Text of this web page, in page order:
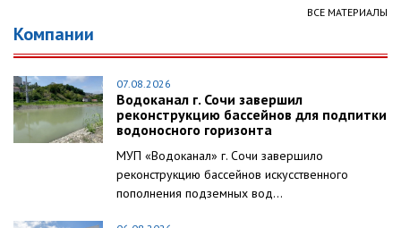
ВСЕ МАТЕРИАЛЫ
Компании
07.08.2026
Водоканал г. Сочи завершил
реконструкцию бассейнов для подпитки
водоносного горизонта
МУП «Водоканал» г. Сочи завершило
реконструкцию бассейнов искусственного
пополнения подземных вод...